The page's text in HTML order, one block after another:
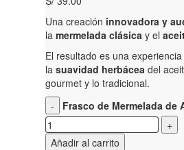
Una creación innovadora y
la mermelada clásica y el
El resultado es una
la suavidad herbácea del
gourmet y lo tradicional.
Frasco de Mermelada de
Añadir al carrito